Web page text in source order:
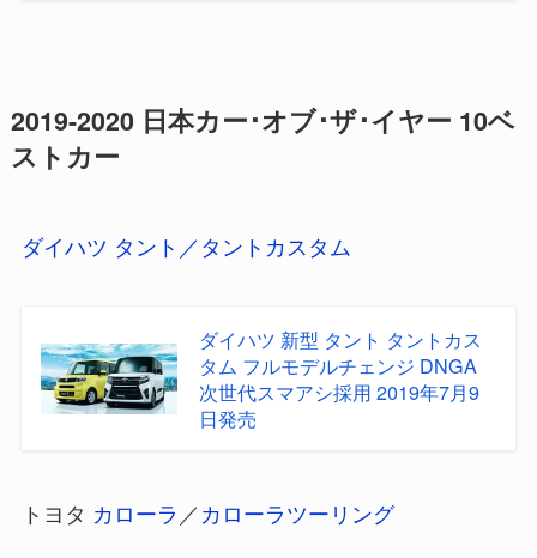
2019-2020 日本カー･オブ･ザ･イヤー 10ベ
ストカー
ダイハツ タント／タントカスタム
ダイハツ 新型 タント タントカス
タム フルモデルチェンジ DNGA
次世代スマアシ採用 2019年7月9
日発売
トヨタ カローラ ／カローラツーリング